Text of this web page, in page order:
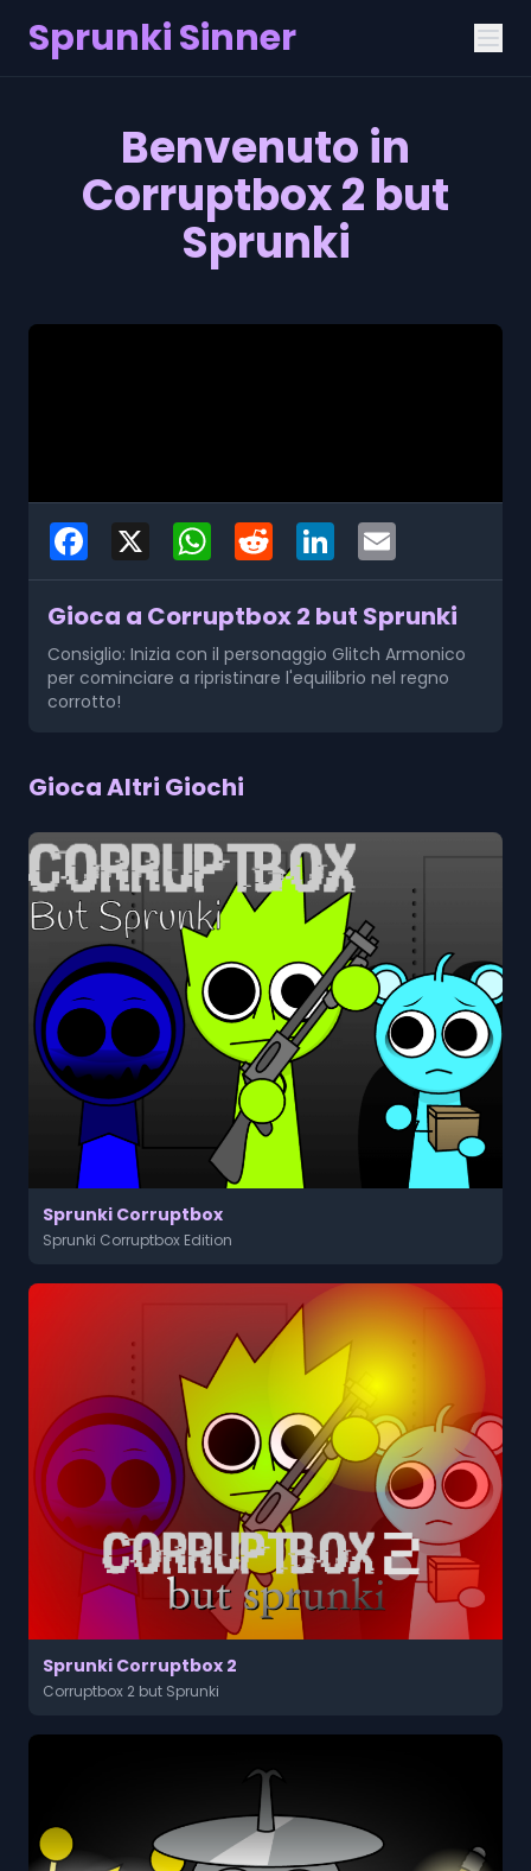
Sprunki Sinner
Benvenuto in
Corruptbox 2 but
Sprunki
Facebook WhatsAppReddit LinkedIn
Gioca a Corruptbox 2 but Sprunki
Consiglio: Inizia con il personaggio Glitch Armonico
per cominciare a ripristinare l'equilibrio nel regno
corrotto!
Gioca Altri Giochi
Sprunki Corruptbox
Sprunki Corruptbox Edition
Sprunki Corruptbox 2
Corruptbox 2 but Sprunki